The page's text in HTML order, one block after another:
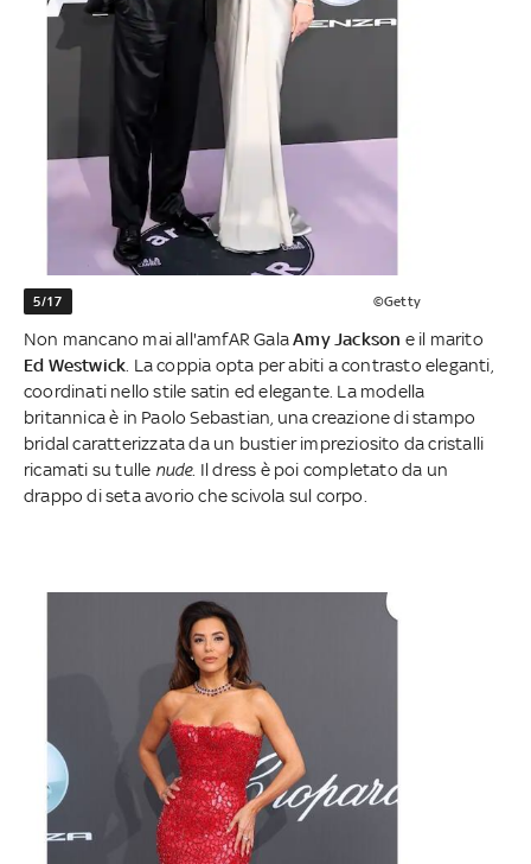
5/17 ©Getty
Non mancano mai all'amfAR GalaAmy Jackson e il marito
Ed Westwick . La coppia opta per abiti a contrasto eleganti,
coordinati nello stile satin ed elegante. La modella
britannica è in Paolo Sebastian, una creazione di stampo
bridal caratterizzata da un bustier impreziosito da cristalli
ricamati su tulle nude. Il dress è poi completato da un
drappo di seta avorio che scivola sul corpo.